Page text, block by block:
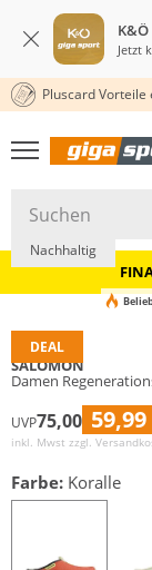
K&Ö
Jetzt
Pluscard
GIGASTYLE
DEAL
Nachhaltig
SALOMON
Damen
UVP75,00 59,99
inkl. Mwst zzgl.
Farbe: Koralle